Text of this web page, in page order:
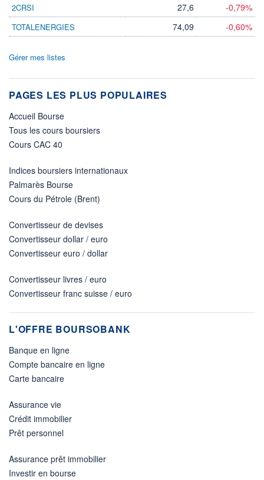
2CRSI 27,6 -0,79%
TOTALENERGIES 74,09 -0,60%
Gérer mes listes
PAGES LES PLUS POPULAIRES
Accueil Bourse
Tous les cours boursiers
Cours CAC 40
Indices boursiers internationaux
Palmarès Bourse
Cours du Pétrole (Brent)
Convertisseur de devises
Convertisseur dollar / euro
Convertisseur euro / dollar
Convertisseur livres / euro
Convertisseur franc suisse / euro
L'OFFRE BOURSOBANK
Banque en ligne
Compte bancaire en ligne
Carte bancaire
Assurance vie
Crédit immobilier
Prêt personnel
Assurance prêt immobilier
Investir en bourse